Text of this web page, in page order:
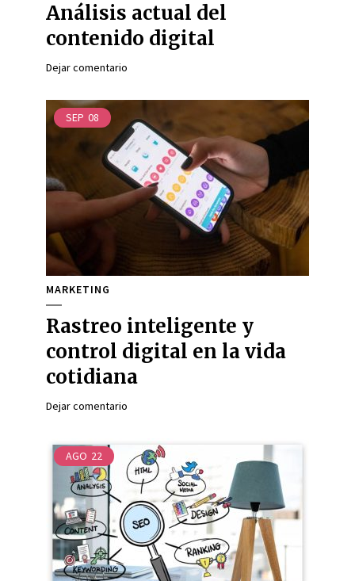
Análisis actual del
contenido digital
Dejar comentario
SEP 08
MARKETING
Rastreo inteligente y
control digital en la vida
cotidiana
Dejar comentario
AGO 22